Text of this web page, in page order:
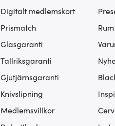
Digitalt medlemskort
Prismatch
Glasgaranti
Tallriksgaranti
Gjutjärnsgaranti
Knivslipning
Medlemsvillkor
Rum